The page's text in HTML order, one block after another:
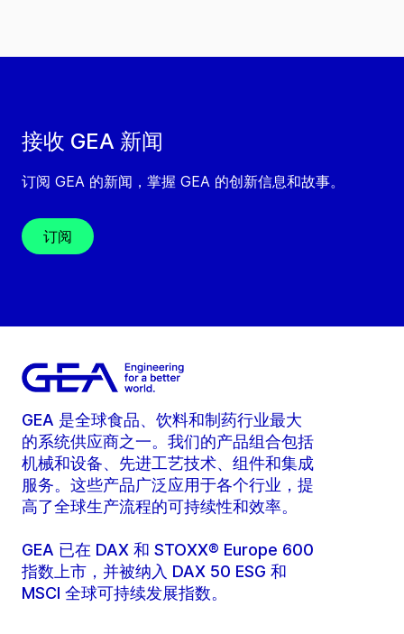
接收 GEA 新闻
订阅 GEA 的新闻，掌握 GEA 的创新信息和故事。
订阅
GEA 是全球食品、饮料和制药行业最大
的系统供应商之一。我们的产品组合包括
机械和设备、先进工艺技术、组件和集成
服务。这些产品广泛应用于各个行业，提
高了全球生产流程的可持续性和效率。
GEA 已在 DAX 和 STOXX® Europe 600
指数上市，并被纳入 DAX 50 ESG 和
MSCI 全球可持续发展指数。